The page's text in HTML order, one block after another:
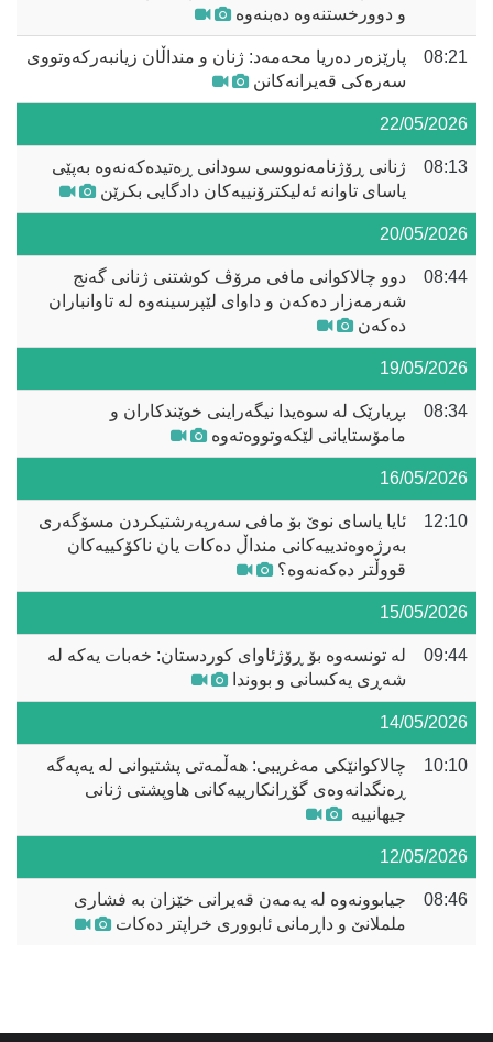
و دوورخستنەوە دەبنەوە
08:21
پارێزەر دەریا محەمەد: ژنان و منداڵان زیانبەرکەوتووی
سەرەکی قەیرانەکانن
22/05/2026
08:13
ژنانی ڕۆژنامەنووسی سودانی ڕەتیدەکەنەوە بەپێی
یاسای تاوانە ئەلیکترۆنییەکان دادگایی بکرێن
20/05/2026
08:44
دوو چالاکوانی مافی مرۆڤ کوشتنی ژنانی گەنج
شەرمەزار دەکەن و داوای لێپرسینەوە لە تاوانباران
دەکەن
19/05/2026
08:34
بڕیارێک لە سوەیدا نیگەراینی خوێندکاران و
مامۆستایانی لێکەوتووەتەوە
16/05/2026
12:10
ئایا یاسای نوێ بۆ مافی سەرپەرشتیکردن مسۆگەری
بەرژەوەندییەکانی منداڵ دەکات یان ناکۆکییەکان
قووڵتر دەکەنەوە؟
15/05/2026
09:44
لە تونسەوە بۆ ڕۆژئاوای کوردستان: خەبات یەکە لە
شەڕی یەکسانی و بووندا
14/05/2026
10:10
چالاکوانێکی مەغریبی: هەڵمەتی پشتیوانی لە یەپەگە
ڕەنگدانەوەی گۆڕانکارییەکانی هاوپشتی ژنانی
جیهانییە
12/05/2026
08:46
جیابوونەوە لە یەمەن قەیرانی خێزان بە فشاری
ململانێ و داڕمانی ئابووری خراپتر دەکات